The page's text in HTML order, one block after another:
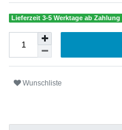
Lieferzeit 3-5 Werktage ab Zahlung
Wunschliste